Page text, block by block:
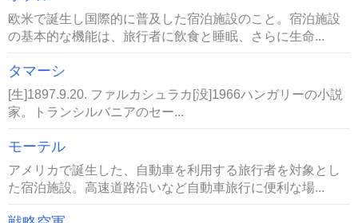
欧米で誕生し国際的に普及した宿泊施設のこと。宿泊施設
の基本的な機能は、旅行者に飲食と睡眠、さらに生命...
タマーシ
[生]1897.9.20. ファルカシュラカ[没]1966ハンガリーの小説
家。トランシルバニアのセー...
モーテル
アメリカで誕生した、自動車を利用する旅行者を対象とし
た宿泊施設。高速道路沿いなど自動車旅行に便利な場...